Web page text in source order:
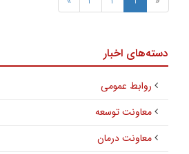
دسته‌های اخبار
روابط عمومی
معاونت توسعه
معاونت درمان